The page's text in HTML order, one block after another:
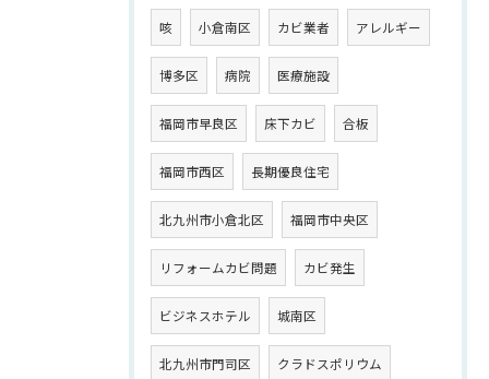
咳 小倉南区 カビ業者 アレルギー
博多区 病院 医療施設
福岡市早良区 床下カビ 合板
福岡市西区 長期優良住宅
北九州市小倉北区 福岡市中央区
リフォームカビ問題 カビ発生
ビジネスホテル 城南区
北九州市門司区 クラドスポリウム